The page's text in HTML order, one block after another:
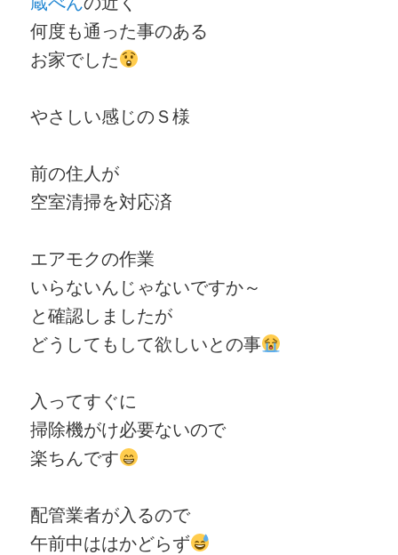
何度も通った事のある
お家でした
やさしい感じのＳ様
前の住人が
空室清掃を対応済
エアモクの作業
いらないんじゃないですか～
と確認しましたが
どうしてもして欲しいとの事
入ってすぐに
掃除機がけ必要ないので
楽ちんです
配管業者が入るので
午前中ははかどらず